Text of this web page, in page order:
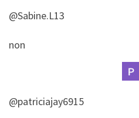
@Sabine.L13
​​non
@patriciajay6915